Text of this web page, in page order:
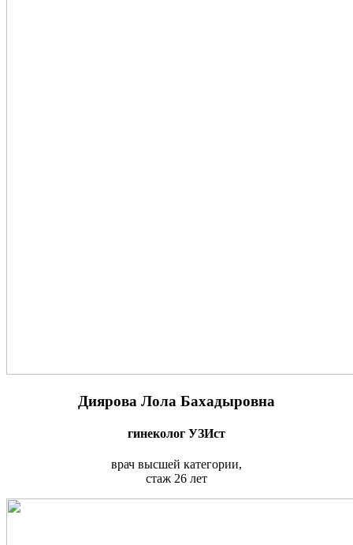
Диярова Лола Бахадыровна
гинеколог УЗИст
врач высшей категории,
стаж 26 лет